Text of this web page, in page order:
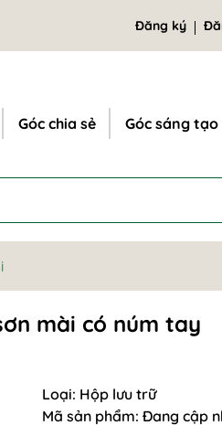
Đăng ký
Góc chia sẻ Góc sáng tạo
mài có núm tay
Loại: Hộp lưu trữ
Mã sản phẩm: Đang cập